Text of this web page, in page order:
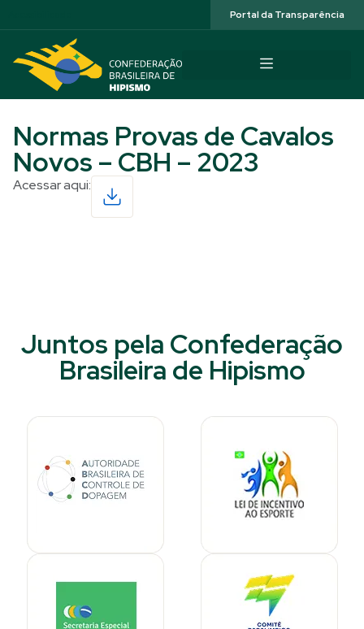
Portal da Transparência
Normas Provas de Cavalos
Novos – CBH – 2023
Acessar aqui:
Juntos pela Confederação
Brasileira de Hipismo